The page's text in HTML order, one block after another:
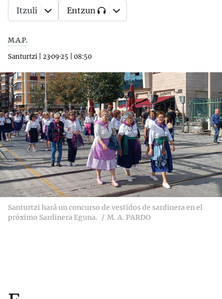
M.A.P.
Santurtzi
23·09·25 08:50
Itzuli Entzun
Santurtzi hará un concurso de vestidos de sardinera en el
próximo Sardinera Eguna.
M. A. PARDO